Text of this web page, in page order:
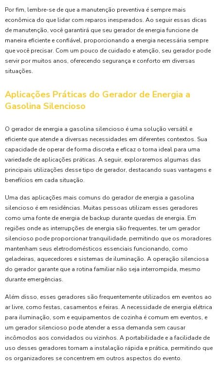
Por fim, lembre-se de que a manutenção preventiva é sempre mais
econômica do que lidar com reparos inesperados. Ao seguir essas dicas
de manutenção, você garantirá que seu gerador de energia funcione de
maneira eficiente e confiável, proporcionando a energia necessária sempre
que você precisar. Com um pouco de cuidado e atenção, seu gerador pode
servir por muitos anos, oferecendo segurança e conforto em diversas
situações.
Aplicações Práticas do Gerador de Energia a
Gasolina Silencioso
O gerador de energia a gasolina silencioso é uma solução versátil e
eficiente que atende a diversas necessidades em diferentes contextos. Sua
capacidade de operar de forma discreta e eficaz o torna ideal para uma
variedade de aplicações práticas. A seguir, exploraremos algumas das
principais utilizações desse tipo de gerador, destacando suas vantagens e
benefícios em cada situação.
Uma das aplicações mais comuns do gerador de energia a gasolina
silencioso é em residências. Muitas pessoas utilizam esses geradores
como uma fonte de energia de backup durante quedas de energia. Em
regiões onde as interrupções de energia são frequentes, ter um gerador
silencioso pode proporcionar tranquilidade, permitindo que os moradores
mantenham seus eletrodomésticos essenciais funcionando, como
geladeiras, aquecedores e sistemas de iluminação. A operação silenciosa
do gerador garante que a rotina familiar não seja interrompida, mesmo
durante emergências.
Além disso, esses geradores são frequentemente utilizados em eventos ao
ar livre, como festas, casamentos e feiras. A necessidade de energia elétrica
para iluminação, som e equipamentos de cozinha é comum em eventos, e
um gerador silencioso pode atender a essa demanda sem causar
incômodos aos convidados ou vizinhos. A portabilidade e a facilidade de
uso desses geradores tornam a instalação rápida e prática, permitindo que
os organizadores se concentrem em outros aspectos do evento.